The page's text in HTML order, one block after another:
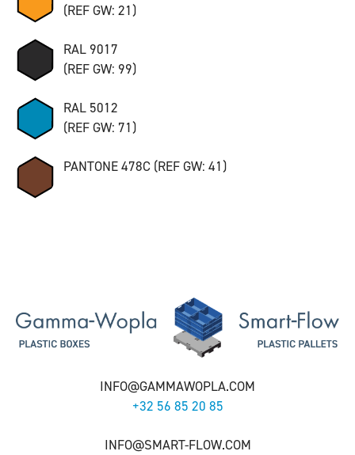
(REF GW: 21)
RAL 9017
(REF GW: 99)
RAL 5012
(REF GW: 71)
PANTONE 478C (REF GW: 41)
INFO@GAMMAWOPLA.COM
+32 56 85 20 85
INFO@SMART-FLOW.COM